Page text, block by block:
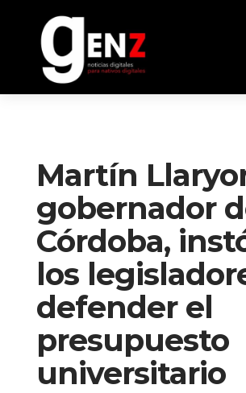
Martín
gobernador
Córdoba,
los
defender el
presupuesto
universitario